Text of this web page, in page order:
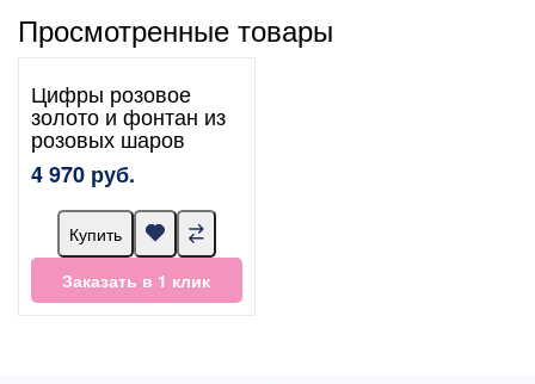
Просмотренные товары
Цифры розовое
золото и фонтан из
розовых шаров
4 970 руб.
Купить
Заказать в 1 клик